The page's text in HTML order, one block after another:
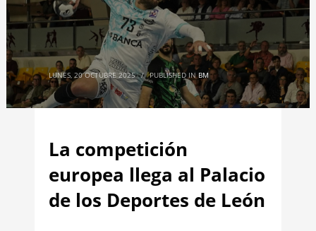
LUNES, 20 OCTUBRE 2025 / PUBLISHED INBM
La competición
europea llega al Palacio
de los Deportes de León